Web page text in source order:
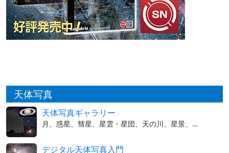
天体写真
天体写真ギャラリー
月、惑星、彗星、星雲・星団、天の川、星景、…
デジタル天体写真入門